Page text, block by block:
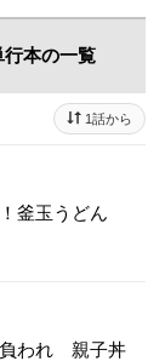
行本の一覧
1話から
釜玉うどん
われ 親子丼